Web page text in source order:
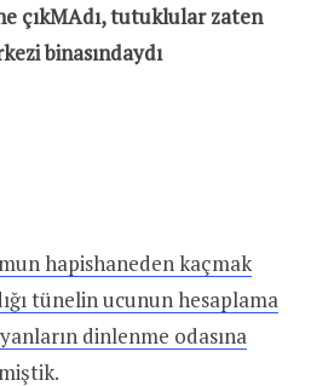
çıkMAdı, tutuklular zaten
binasındaydı
hapishaneden kaçmak
tünelin ucunun hesaplama
dinlenme odasına